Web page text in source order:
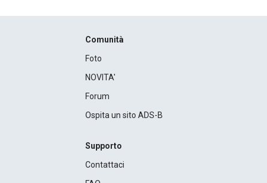
Comunità
Foto
NOVITA'
Forum
Ospita un sito ADS-B
Supporto
Contattaci